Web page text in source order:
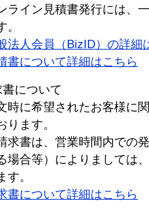
ライン見積書発行には、
。
法人会員（BizID）の詳細
書について詳細はこちら
について
時に希望されたお客様に
ります。
求書は、営業時間内での
場合等）によりましては
す。
書について詳細はこちら